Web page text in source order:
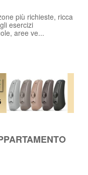
più richieste, ricca
esercizi
aree ve...